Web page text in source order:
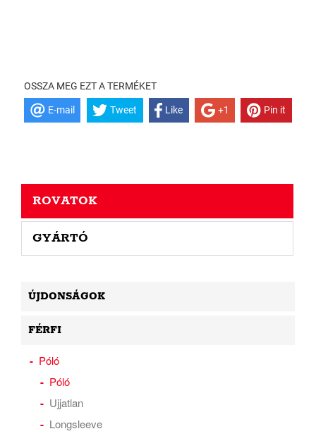
OSSZA MEG EZT A TERMÉKET
E-mail Tweet Like +1 Pin it
ROVATOK
GYÁRTÓ
ÚJDONSÁGOK
FÉRFI
Póló
Póló
Ujjatlan
Longsleeve